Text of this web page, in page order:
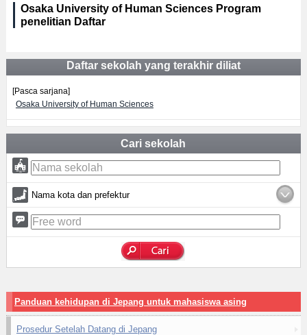
Osaka University of Human Sciences Program
penelitian Daftar
Daftar sekolah yang terakhir diliat
[Pasca sarjana]
Osaka University of Human Sciences
Cari sekolah
Nama kota dan prefektur
Panduan kehidupan di Jepang untuk mahasiswa asing
Prosedur Setelah Datang di Jepang